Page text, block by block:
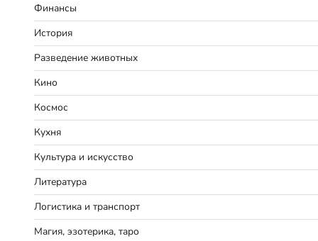
Финансы
История
Разведение животных
Кино
Космос
Кухня
Культура и искусство
Литература
Логистика и транспорт
Магия, эзотерика, таро